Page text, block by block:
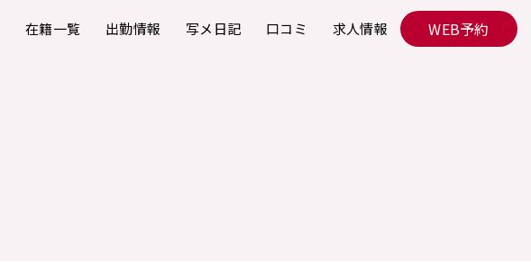
在籍一覧 出勤情報 写メ日記 口コミ 求人情報 WEB予約